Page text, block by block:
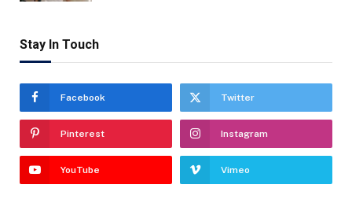
Stay In Touch
Facebook Twitter
Pinterest Instagram
YouTube Vimeo